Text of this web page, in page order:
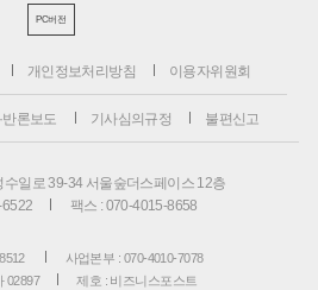
PC버전
개인정보처리방침 이용자위원회
반론보도 기사심의규정 불편신고
일로 39-34 서울숲더스페이스 12층
팩스 : 070-4015-8658
사업본부 : 070-4010-7078
02897
제호 : 비즈니스포스트